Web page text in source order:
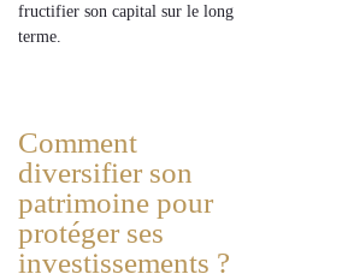
fructifier son capital sur le long
terme.
Comment
diversifier son
patrimoine pour
protéger ses
investissements ?